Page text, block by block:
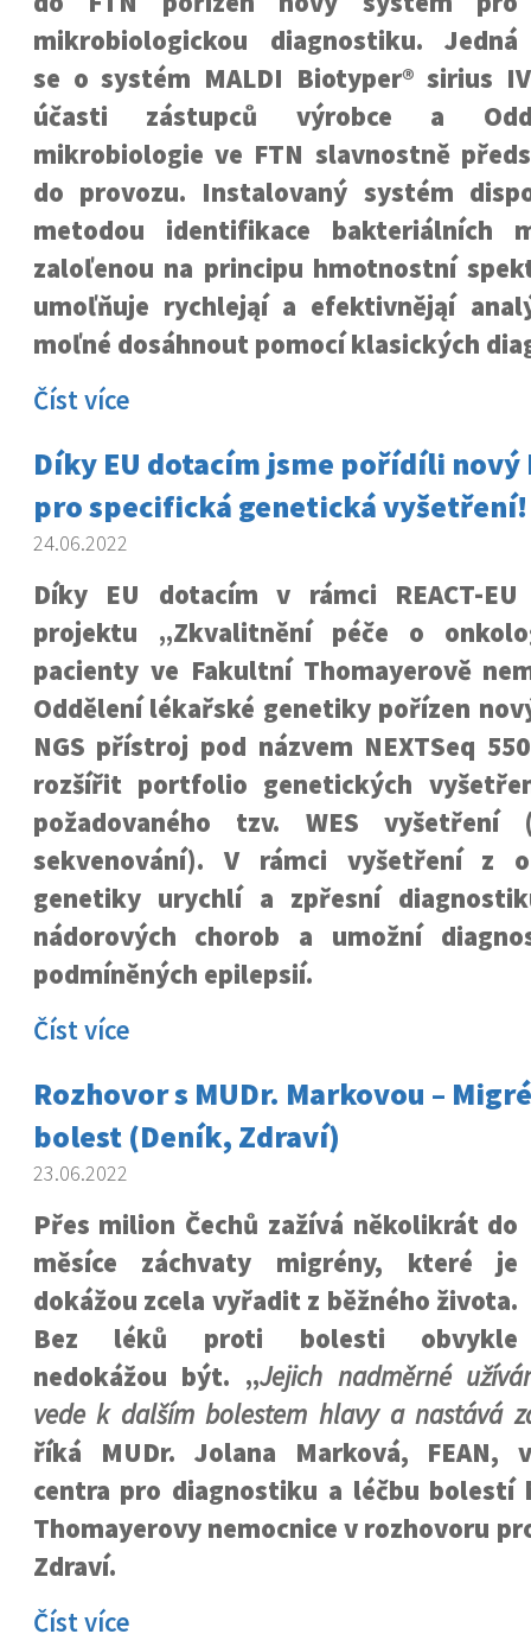
mikrobiologickou diagnostiku. Jedná
se o systém MALDI Biotyper® sirius
účasti zástupců výrobce a
mikrobiologie ve FTN slavnostně
do provozu. Instalovaný systém
metodou identifikace bakteriálních
zaloľenou na principu hmotnostní
umoľňuje rychlejąí a efektivnějąí
moľné dosáhnout pomocí klasických
Číst více
Díky EU dotacím jsme pořídíli nový
pro specifická genetická vyšetření!
24.06.2022
Díky EU dotacím v rámci REACT-EU
projektu „Zkvalitnění péče o
pacienty ve Fakultní Thomayerově
Oddělení lékařské genetiky pořízen
NGS přístroj pod názvem NEXTSeq
rozšířit portfolio genetických
požadovaného tzv. WES vyšetření
sekvenování). V rámci vyšetření z
genetiky urychlí a zpřesní
nádorových chorob a umožní
podmíněných epilepsií.
Číst více
Rozhovor s MUDr. Markovou –
bolest (Deník, Zdraví)
23.06.2022
Přes milion Čechů zažívá několikrát do
měsíce záchvaty migrény, které je
dokážou zcela vyřadit z běžného života.
Bez léků proti bolesti obvykle
nedokážou být. „Jejich nadměrné
vede k dalším bolestem hlavy a nastává
říká MUDr. Jolana Marková, FEAN,
centra pro diagnostiku a léčbu bolestí
Thomayerovy nemocnice v rozhovoru
Zdraví.
Číst více